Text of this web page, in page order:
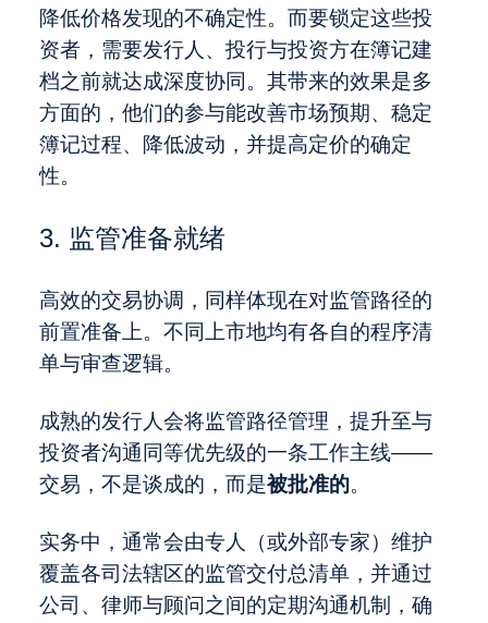
降低价格发现的不确定性。而要锁定这些投
资者，需要发行人、投行与投资方在簿记建
档之前就达成深度协同。其带来的效果是多
方面的，他们的参与能改善市场预期、稳定
簿记过程、降低波动，并提高定价的确定
性。
3. 监管准备就绪
高效的交易协调，同样体现在对监管路径的
前置准备上。不同上市地均有各自的程序清
单与审查逻辑。
成熟的发行人会将监管路径管理，提升至与
投资者沟通同等优先级的一条工作主线——
交易，不是谈成的，而是被批准的。
实务中，通常会由专人（或外部专家）维护
覆盖各司法辖区的监管交付总清单，并通过
公司、律师与顾问之间的定期沟通机制，确